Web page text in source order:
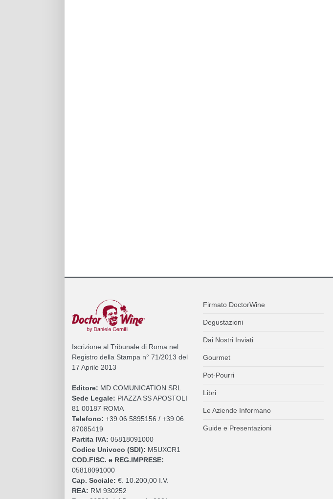
Iscrizione al Tribunale di Roma nel
Registro della Stampa n° 71/2013 del
17 Aprile 2013
Editore: MD COMUNICATION SRL
Sede Legale: PIAZZA SS APOSTOLI
81 00187 ROMA
Telefono: +39 06 5895156 / +39 06
87085419
Partita IVA: 05818091000
Codice Univoco (SDI): M5UXCR1
COD.FISC. e REG.IMPRESE:
05818091000
Cap. Sociale: €. 10.200,00 I.V.
REA: RM 930252
Firmato DoctorWine
Degustazioni
Dai Nostri Inviati
Gourmet
Pot-Pourri
Libri
Le Aziende Informano
Guide e Presentazioni